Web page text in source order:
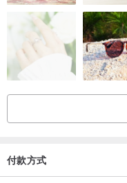
付款方式